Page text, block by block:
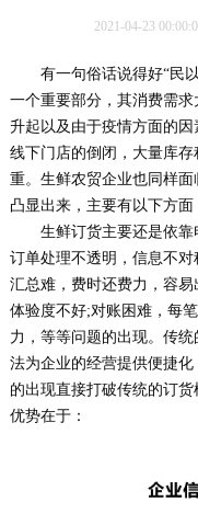
2021-04-23
有一句俗话说得好“民以
一个重要部分，其消费需
升起以及由于疫情方面的
线下门店的倒闭，大量库
重。生鲜农贸企业也同样
凸显出来，主要有以下方面
生鲜订货主要还是依靠
订单处理不透明，信息不
汇总难，费时还费力，容
体验度不好;对账困难，每
力，等等问题的出现。传
法为企业的经营提供便捷化
的出现直接打破传统的订
优势在于：